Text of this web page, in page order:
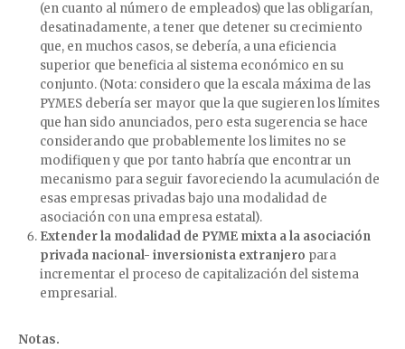
(en cuanto al número de empleados) que las obligarían,
desatinadamente, a tener que detener su crecimiento
que, en muchos casos, se debería, a una eficiencia
superior que beneficia al sistema económico en su
conjunto. (Nota: considero que la escala máxima de las
PYMES debería ser mayor que la que sugieren los límites
que han sido anunciados, pero esta sugerencia se hace
considerando que probablemente los limites no se
modifiquen y que por tanto habría que encontrar un
mecanismo para seguir favoreciendo la acumulación de
esas empresas privadas bajo una modalidad de
asociación con una empresa estatal).
Extender la modalidad de PYME mixta a la asociación
privada nacional- inversionista extranjero para
incrementar el proceso de capitalización del sistema
empresarial.
Notas.